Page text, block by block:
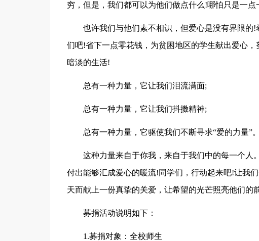
穷，但是，我们都可以为他们做点什么!哪怕只是一点
也许我们与他们素不相识，但爱心是没有界限的
们吧!省下一点零花钱，为贫困地区的学生献出爱心
暗淡的生活!
总有一种力量，它让我们泪流满面;
总有一种力量，它让我们抖擞精神;
总有一种力量，它驱使我们不断寻求“爱的力量”。
这种力量来自于你我，来自于我们中的每一个人
付出能够汇成爱心的暖流!同学们，行动起来吧!让我
天而献上一份真挚的关爱，让希望的光芒照亮他们的
募捐活动说明如下：
1.募捐对象：全校师生